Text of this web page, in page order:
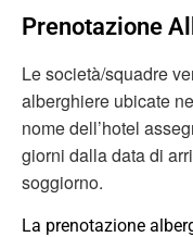
Prenotazione
Le società/squadre
alberghiere ubicate
nome dell’hotel
giorni dalla data di
soggiorno.
La prenotazione